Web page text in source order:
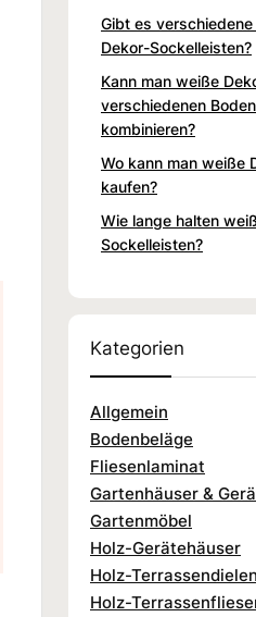
Gibt es
Dekor-Sockelleisten?
Kann man weiße
verschiedenen
kombinieren?
Wo kann man weiße
kaufen?
Wie lange halten
Sockelleisten?
Kategorien
Allgemein
Bodenbeläge
Fliesenlaminat
Gartenhäuser &
Gartenmöbel
Holz-Gerätehäuser
Holz-Terrassendielen
Holz-